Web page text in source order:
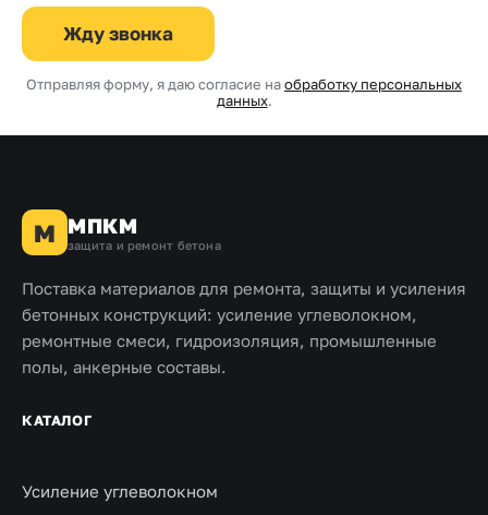
Жду звонка
Отправляя форму, я даю согласие наобработку персональных
данных.
М МПКМ
защита и ремонт бетона
Поставка материалов для ремонта, защиты и усиления
бетонных конструкций: усиление углеволокном,
ремонтные смеси, гидроизоляция, промышленные
полы, анкерные составы.
КАТАЛОГ
Усиление углеволокном